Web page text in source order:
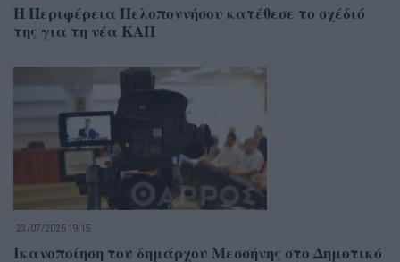
Η Περιφέρεια Πελοποννήσου κατέθεσε το σχέδιό
της για τη νέα ΚΑΠ
23/07/2026 19:15
Ικανοποίηση του δημάρχου Μεσσήνης στο Δημοτικό